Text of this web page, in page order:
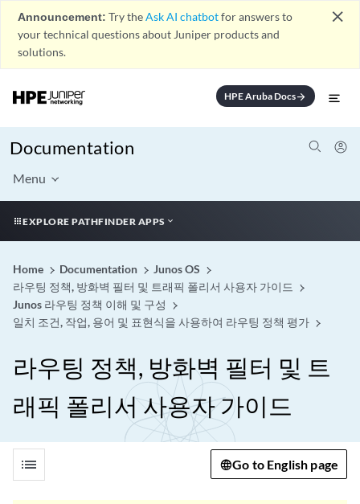
Announcement: Try theAsk AI chatbotfor answers to
your technical questions about Juniper products and
solutions.
close
HPE Aruba Docsarrow_forward
Documentation
Menu
EXPLORE PATHFINDER APPS
Home Documentation
Junos OS
라우팅 정책, 방화벽 필터 및 트래픽 폴리서 사용자 가이드
Junos 라우팅 정책 이해 및 구성
일치 조건, 작업, 용어 및 표현식을 사용하여 라우팅 정책 평가
라우팅 정책, 방화벽 필터 및 트
래픽 폴리서 사용자 가이드
list Go to English page